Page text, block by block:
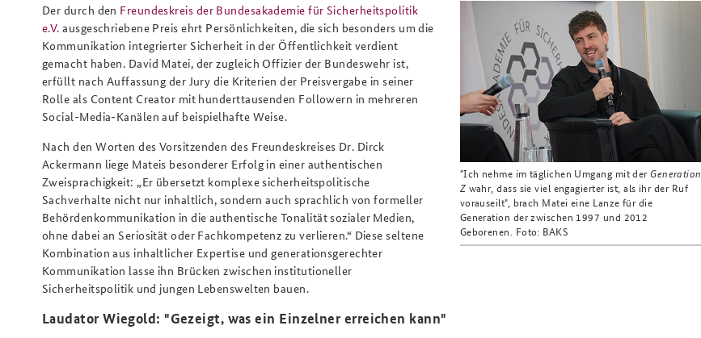
"Ich nehme im täglichen Umgang mit derGeneration
Z wahr, dass sie viel engagierter ist, als ihr der Ruf
vorauseilt", brach Matei eine Lanze für die
Generation der zwischen 1997 und 2012
Geborenen. Foto: BAKS
Der durch den Freundeskreis der Bundesakademie für Sicherheitspolitik
e.V.ausgeschriebene Preis ehrt Persönlichkeiten, die sich besonders um die
Kommunikation integrierter Sicherheit in der Öffentlichkeit verdient
gemacht haben. David Matei, der zugleich Offizier der Bundeswehr ist,
erfüllt nach Auffassung der Jury die Kriterien der Preisvergabe in seiner
Rolle als Content Creator mit hunderttausenden Followern in mehreren
Social-Media-Kanälen auf beispielhafte Weise.
Nach den Worten des Vorsitzenden des Freundeskreises Dr. Dirck
Ackermann liege Mateis besonderer Erfolg in einer authentischen
Zweisprachigkeit: „Er übersetzt komplexe sicherheitspolitische
Sachverhalte nicht nur inhaltlich, sondern auch sprachlich von formeller
Behördenkommunikation in die authentische Tonalität sozialer Medien,
ohne dabei an Seriosität oder Fachkompetenz zu verlieren.“ Diese seltene
Kombination aus inhaltlicher Expertise und generationsgerechter
Kommunikation lasse ihn Brücken zwischen institutioneller
Sicherheitspolitik und jungen Lebenswelten bauen.
Laudator Wiegold: "Gezeigt, was ein Einzelner erreichen kann"